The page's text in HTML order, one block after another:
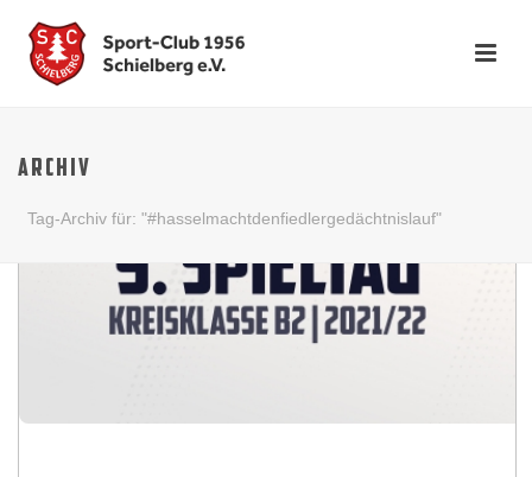
ARCHIV
Tag-Archiv für: "#hasselmachtdenfiedlergedächtnislauf"